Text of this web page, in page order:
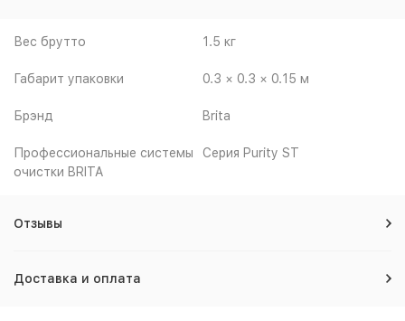
Вес брутто 1.5 кг
Габарит упаковки 0.3 × 0.3 × 0.15 м
Брэнд Brita
Профессиональные системы
очистки BRITA
Cерия Purity ST
Отзывы
Доставка и оплата